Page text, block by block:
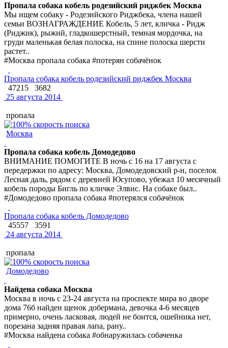
Пропала собака кобель родезийский риджбек Москва
Мы ищем собаку - Родезийского Риджбека, члена нашей
семьи ВОЗНАГРАЖДЕНИЕ Кобель, 5 лет, кличка - Ридж
(Риджик), рыжий, гладкошерстный, темная мордочка, на
груди маленькая белая полоска, на спине полоска шерсти
растет..
#Москва пропала собака #потерян собачёнок
Пропала собака кобель родезийский риджбек Москва
47215
3682
25 августа 2014
пропала
Москва
Пропала собака кобель Домодедово
ВНИМАНИЕ ПОМОГИТЕ В ночь с 16 на 17 августа с
передержки по адресу: Москва, Домодедовский р-н, поселок
Лесная даль, рядом с деревней Юсупово, убежал 10 месячный
кобель породы Бигль по кличке Элвис. На собаке был..
#Домодедово пропала собака #потерялся собачёнок
Пропала собака кобель Домодедово
45557
3591
24 августа 2014
пропала
Домодедово
Найдена собака Москва
Москва в ночь с 23-24 августа на проспекте мира во дворе
дома 76б найден щенок добермана, девочка 4-6 месяцев
примерно, очень ласковая, людей не боится, ошейника нет,
порезана задняя правая лапа, рану..
#Москва найдена собака #обнаружилась собаченка